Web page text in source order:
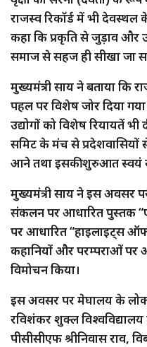
राजस्व रिकॉर्ड में भी देवस्थल
कहा कि प्रकृति से जुड़ाव और
समाज से सहज ही सीखा जा
मुख्यमंत्री साय ने बताया कि
पहल पर विशेष जोर दिया
उद्योगों को विशेष रियायतें भी
समिट के मंच से
आने तथा इसकी शुरुआत स्वयं
मुख्यमंत्री साय ने इस अवसर
संकलन पर आधारित पुस्तक
पर आधारित “हाइलाइट्स
कहानियों और परम्पराओं पर
विमोचन किया।
इस अवसर पर मेघालय के
रविशंकर शुक्ल
पीसीसीएफ श्रीनिवास राव,